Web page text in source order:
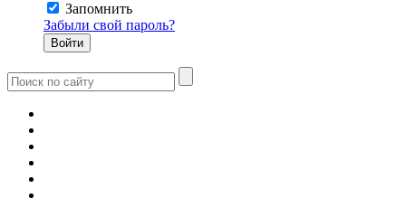
Запомнить
Забыли свой пароль?